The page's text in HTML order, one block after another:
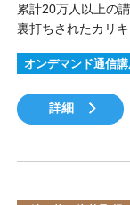
累計20万人以上の
裏打ちされたカリキ
オンデマンド通信
詳細